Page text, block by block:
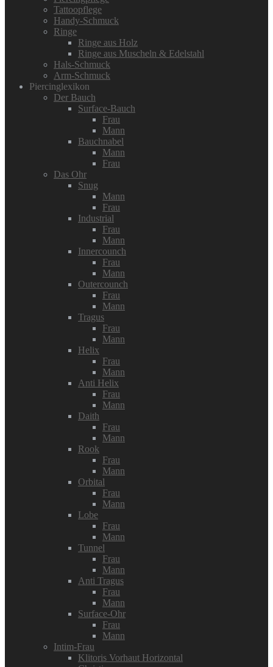
Tattoopflege
Handy-Schmuck
Ringe
Ringe aus Holz
Ringe aus Muscheln & Edelstahl
Hals-Schmuck
Arm-Schmuck
Piercinglexikon
Der Bauch
Surface-Bauch
Frau
Mann
Bauchnabel
Mann
Frau
Das Ohr
Snug
Mann
Frau
Industrial
Frau
Mann
Innercounch
Frau
Mann
Outercounch
Frau
Mann
Tragus
Frau
Mann
Helix
Frau
Mann
Anti Helix
Frau
Mann
Daith
Frau
Mann
Rook
Frau
Mann
Orbital
Frau
Mann
Lobe
Frau
Mann
Tunnel
Frau
Mann
Anti Tragus
Frau
Mann
Surface-Ohr
Frau
Mann
Intim-Frau
Klitoris Vorhaut Horizontal